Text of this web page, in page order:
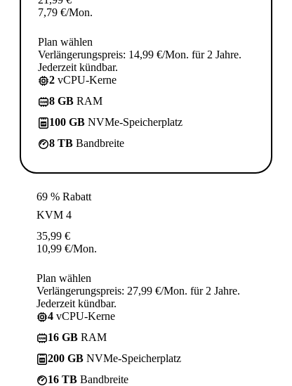
7,79 €/Mon.
Plan wählen
Verlängerungspreis: 14,99 €/Mon. für 2 Jahre.
Jederzeit kündbar.
2 vCPU-Kerne
8 GB RAM
100 GB NVMe-Speicherplatz
8 TB Bandbreite
69 % Rabatt
KVM 4
35,99 €
10,99 €/Mon.
Plan wählen
Verlängerungspreis: 27,99 €/Mon. für 2 Jahre.
Jederzeit kündbar.
4 vCPU-Kerne
16 GB RAM
200 GB NVMe-Speicherplatz
16 TB Bandbreite